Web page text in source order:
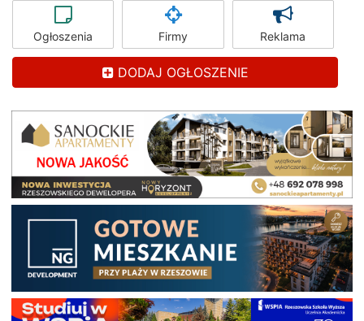
Ogłoszenia Firmy Reklama
DODAJ OGŁOSZENIE